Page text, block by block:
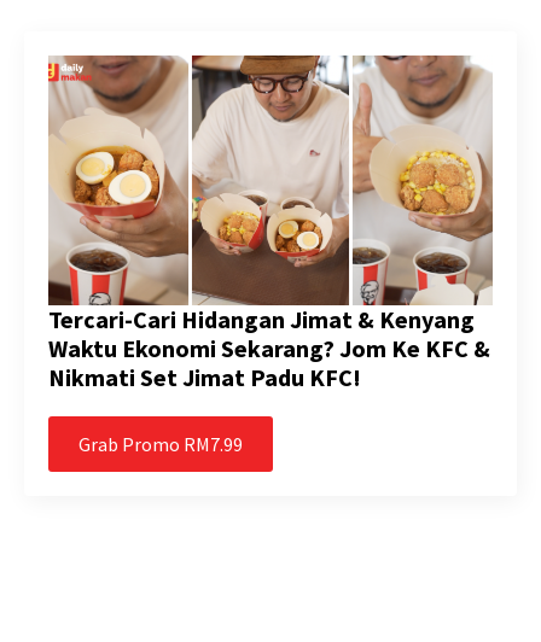
Tercari-Cari Hidangan Jimat & Kenyang
Waktu Ekonomi Sekarang? Jom Ke KFC &
Nikmati Set Jimat Padu KFC!
Grab Promo RM7.99